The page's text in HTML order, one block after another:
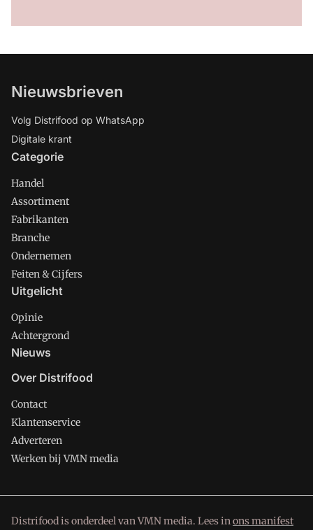
Nieuwsbrieven
Volg Distrifood op WhatsApp
Digitale krant
Categorie
Handel
Assortiment
Fabrikanten
Branche
Ondernemen
Feiten & Cijfers
Uitgelicht
Opinie
Achtergrond
Nieuws
Over Distrifood
Contact
Klantenservice
Adverteren
Werken bij VMN media
Distrifood is onderdeel van VMN media. Lees inons manifest